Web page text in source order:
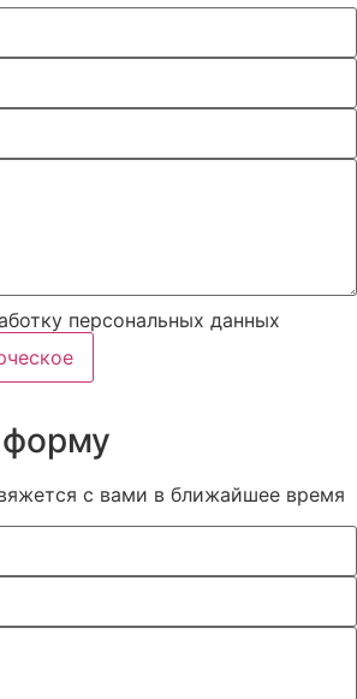
персональных данных
форму
с вами в ближайшее время